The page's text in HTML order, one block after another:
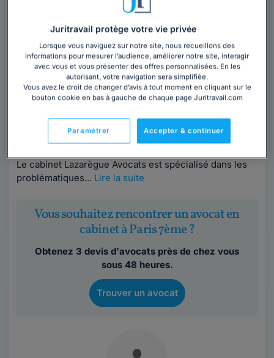
Maître Alexandre LAZAREGUE
Avocat au barreau de Paris
Paris,Paris 7ème, 75007
Le cabinet Lazarègue Avocats est spécialisé dans les
problématiques... Lire la suite
Vous souhaitez rencontrer un avocat en
cabinet à Paris 7ème ?
Obtenez 3 devis d'avocats près de chez vous
sous 48 heures.
Trouver un avocat
Juritravail protège votre vie privée
Lorsque vous naviguez sur notre site, nous recueillons des
informations pour mesurer l’audience, améliorer notre site, interagir
avec vous et vous présenter des offres personnalisées. En les
autorisant, votre navigation sera simplifiée.
Vous avez le droit de changer d’avis à tout moment en cliquant sur le
bouton cookie en bas à gauche de chaque page Juritravail.com
Accepter & continuer
Paramétrer